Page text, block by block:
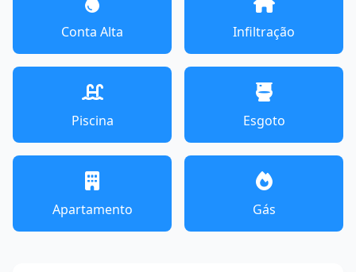
Conta Alta Infiltração
Piscina Esgoto
Apartamento Gás